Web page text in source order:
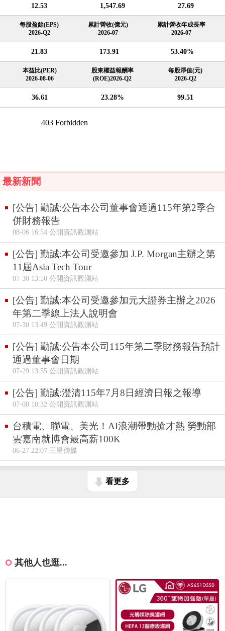
12.53 1,547.69 27.69
每股盈餘(EPS)
2026-Q2
累計營收(億元)
2026-07
累計營收年成長率
2026-07
21.83 173.91 53.40%
本益比(PER)
2026-08-06
股東權益報酬率
(ROE)2026-Q2
每股淨值(元)
2026-Q2
36.61 23.28% 99.51
最新新聞
[公告] 勤誠:公告本公司董事會通過115年第2季合
併財務報告
08-06 16:54 公開資訊觀測站
[公告] 勤誠:本公司受邀參加 J.P. Morgan主辦之第
11屆Asia Tech Tour
07-30 13:50 公開資訊觀測站
[公告] 勤誠:本公司受邀參加元大證券主辦之2026
年第二季線上法人說明會
07-30 13:49 公開資訊觀測站
[公告] 勤誠:公告本公司115年第二季財務報告預計
通過董事會日期
07-29 13:55 公開資訊觀測站
[公告] 勤誠:澄清115年7月8日經濟日報之報導
07-08 10:32 公開資訊觀測站
台積電、聯電、美光！AI浪潮帶動搶才熱 勞動部
雲嘉南就博會最高薪100K
06-27 22:07 三星傳媒
看更多
其他人也逛...